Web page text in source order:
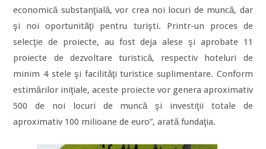
economică substanţială, vor crea noi locuri de muncă, dar
şi noi oportunităţi pentru turişti. Printr-un proces de
selecţie de proiecte, au fost deja alese şi aprobate 11
proiecte de dezvoltare turistică, respectiv hoteluri de
minim 4 stele şi facilităţi turistice suplimentare. Conform
estimărilor iniţiale, aceste proiecte vor genera aproximativ
500 de noi locuri de muncă şi investiţii totale de
aproximativ 100 milioane de euro”, arată fundaţia.